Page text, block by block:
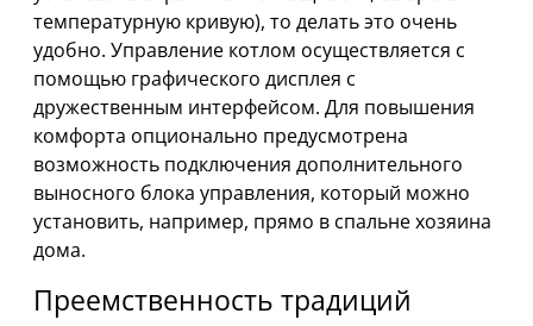
температурную кривую), то делать это очень
удобно. Управление котлом осуществляется с
помощью графического дисплея с
дружественным интерфейсом. Для повышения
комфорта опционально предусмотрена
возможность подключения дополнительного
выносного блока управления, который можно
установить, например, прямо в спальне хозяина
дома.
Преемственность традиций